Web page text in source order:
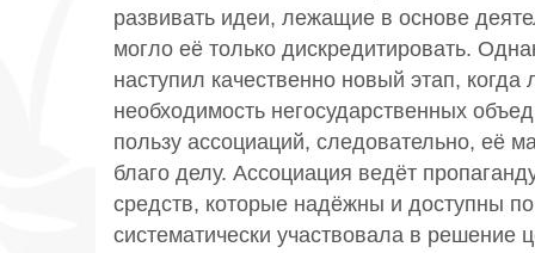
развивать идеи, лежащие в основе
могло её только дискредитировать.
наступил качественно новый этап,
необходимость негосударственных
пользу ассоциаций, следовательно, её
благо делу. Ассоциация ведёт
средств, которые надёжны и доступны
систематически участвовала в решение